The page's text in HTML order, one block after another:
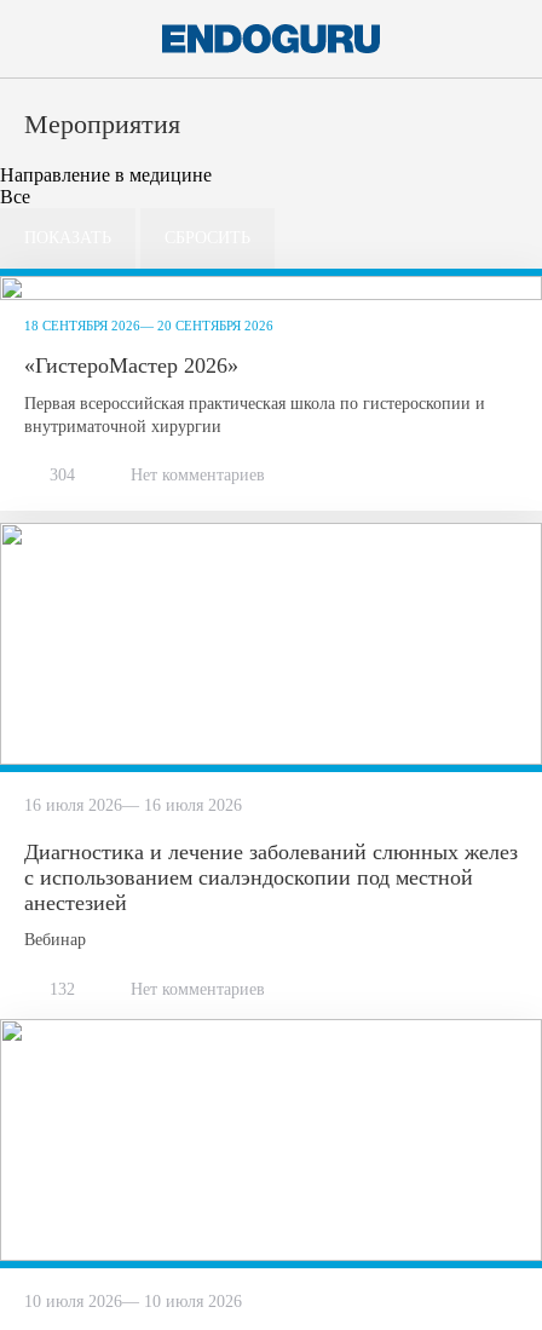
Мероприятия
Направление в медицине
Все
18 СЕНТЯБРЯ 2026— 20 СЕНТЯБРЯ 2026
«ГистероМастер 2026»
Первая всероссийская практическая школа по гистероскопии и
внутриматочной хирургии
304 Нет комментариев
16 июля 2026— 16 июля 2026
Диагностика и лечение заболеваний слюнных желез
с использованием сиалэндоскопии под местной
анестезией
Вебинар
132 Нет комментариев
10 июля 2026— 10 июля 2026